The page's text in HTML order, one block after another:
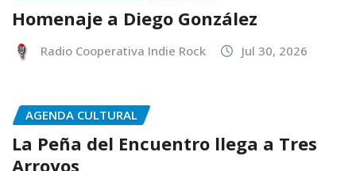
Homenaje a Diego González
Radio Cooperativa Indie Rock Jul 30, 2026
AGENDA CULTURAL
La Peña del Encuentro llega a Tres
Arroyos